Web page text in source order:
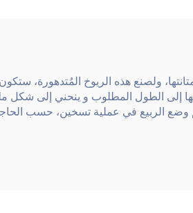
ومتانتها، ولصنع هذه الريوخ المُتدهورة،
إلى الطول المطلوب و ينحني إلى شكل
الربيع في عملية تسخين، حسب